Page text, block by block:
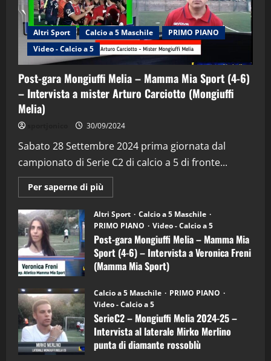
Altri Sport Calcio a 5 Maschile
PRIMO PIANO
Video - Calcio a 5
Post-gara Mongiuffi Melia – Mamma Mia Sport (4-6)
– Intervista a mister Arturo Carciotto (Mongiuffi
Melia)
30/09/2024
Sabato 28 Settembre 2024 prima giornata dal
campionato di Serie C2 di calcio a 5 di fronte...
Per saperne di più
informazioni
Post-
gara
Mongiuffi
Melia
–
Mamma
Mia
Sport
6)
–
Intervista
a
mister
Arturo
Carciotto
(Mongiuffi
Altri Sport
Calcio a 5 Maschile
PRIMO PIANO
Video - Calcio a 5
Post-gara Mongiuffi Melia – Mamma Mia
Sport (4-6) – Intervista a Veronica Freni
(Mamma Mia Sport)
Calcio a 5 Maschile
PRIMO PIANO
Video - Calcio a 5
SerieC2 – Mongiuffi Melia 2024-25 –
Intervista al laterale Mirko Merlino
punta di diamante rossoblù
2
"SportEmpire" in Podcast Sport News
“SportEmpire” in Podcast: 29^ Puntata
(Martedi 28 Aprile 2026)
28/04/2026
3
“SportEmpire” in Podcast: 28^ Puntata
(Martedi 21 Aprile 2026)
21/04/2026
4
"SportEmpire" in Podcast
“SportEmpire” in Podcast: 27^ Puntata
(Martedi 14 Aprile 2026)
15/04/2026
5
“SportEmpire” in Podcast: 26^ Puntata
(Martedi 07 Aprile 2026)
08/04/2026